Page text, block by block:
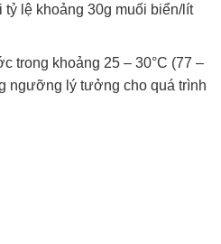
lệ khoảng 30g muối biển/lít
trong khoảng 25 – 30°C (77 –
ngưỡng lý tưởng cho quá trình